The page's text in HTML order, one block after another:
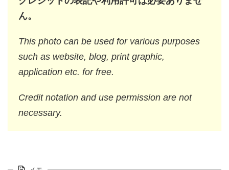
ん。
This photo can be used for various purposes
such as website, blog, print graphic,
application etc. for free.
Credit notation and use permission are not
necessary.